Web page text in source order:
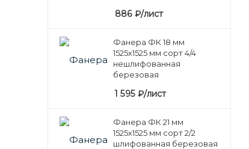
886 ₽/лист
Фанера ФК 18 мм
1525х1525 мм сорт 4/4
нешлифованная
березовая
1 595 ₽/лист
Фанера ФК 21 мм
1525х1525 мм сорт 2/2
шлифованная березовая